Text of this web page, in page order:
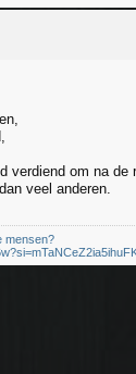
verdiend om na
veel anderen.
mensen?